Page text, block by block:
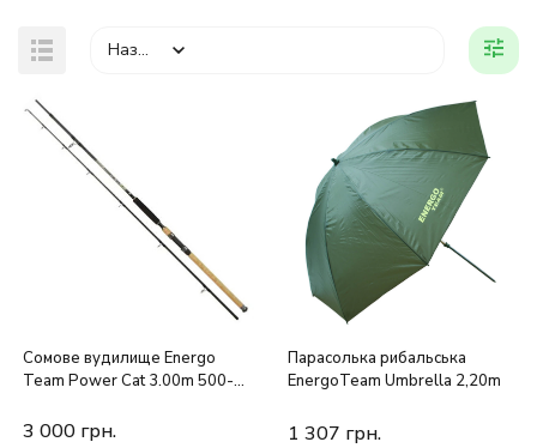
Назва
Сомове вудилище Energo
Team Power Cat 3.00m 500-
3 000 грн.
Парасолька рибальська
EnergoTeam Umbrella 2,20m
1 307 грн.